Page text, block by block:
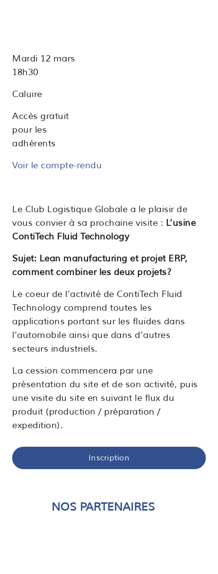
Mardi 12 mars
18h30
Caluire
Accès gratuit
pour les
adhérents
Voir le compte-rendu
Le Club Logistique Globale a le plaisir de
vous convier à sa prochaine visite : L’usine
ContiTech Fluid Technology
Sujet: Lean manufacturing et projet ERP,
comment combiner les deux projets?
Le coeur de l’activité de ContiTech Fluid
Technology comprend toutes les
applications portant sur les fluides dans
l’automobile ainsi que dans d’autres
secteurs industriels.
La cession commencera par une
présentation du site et de son activité, puis
une visite du site en suivant le flux du
produit (production / préparation /
expedition).
Inscription
NOS PARTENAIRES